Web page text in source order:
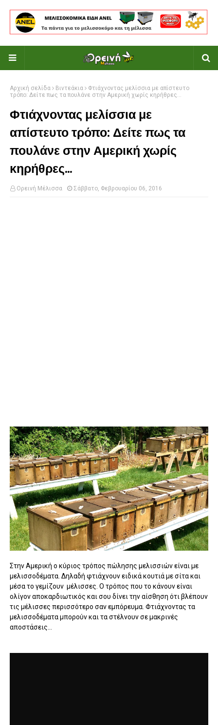
Αρχική σελίδα Βιντεάκια
Φτιάχνοντας μελίσσια με απίστευτο
τρόπο: Δείτε πως τα πουλάνε στην Αμερική χωρίς κηρήθρες...
Φτιάχνοντας μελίσσια με
απίστευτο τρόπο: Δείτε πως τα
πουλάνε στην Αμερική χωρίς
κηρήθρες...
Ορεινή Μέλισσα Σάββατο, Φεβρουαρίου 06, 2016
Στην Αμερική ο κύριος τρόπος πώλησης μελισσιών είναι με
μελισσοδέματα. Δηλαδή φτιάχνουν ειδικά κουτιά με σίτα και
μέσα το γεμίζουν μέλισσες. Ο τρόπος που το κάνουν είναι
ολίγον αποκαρδιωτικός και σου δίνει την αίσθηση ότι βλέπουν
τις μέλισσες περισσότερο σαν εμπόρευμα. Φτιάχνοντας τα
μελισσοδέματα μπορούν και τα στέλνουν σε μακρινές
αποστάσεις...